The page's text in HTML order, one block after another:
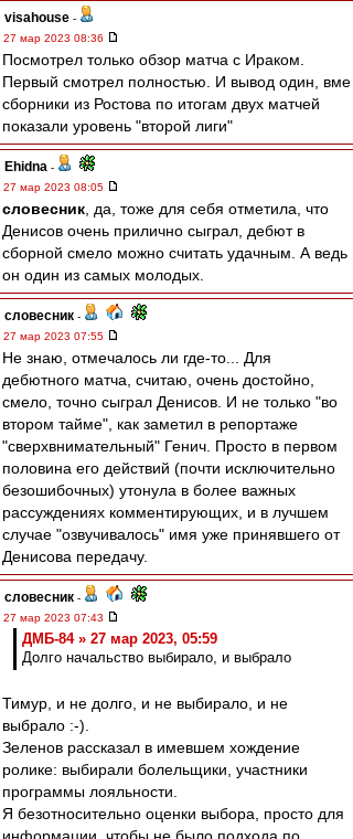
visahouse -
27 мар 2023 08:36
Посмотрел только обзор матча с Ираком.
Первый смотрел полностью. И вывод один, вме
сборники из Ростова по итогам двух матчей
показали уровень "второй лиги"
Ehidna -
27 мар 2023 08:05
словесник , да, тоже для себя отметила, что
Денисов очень прилично сыграл, дебют в
сборной смело можно считать удачным. А ведь
он один из самых молодых.
словесник -
27 мар 2023 07:55
Не знаю, отмечалось ли где-то... Для
дебютного матча, считаю, очень достойно,
смело, точно сыграл Денисов. И не только "во
втором тайме", как заметил в репортаже
"сверхвнимательный" Генич. Просто в первом
половина его действий (почти исключительно
безошибочных) утонула в более важных
рассуждениях комментирующих, и в лучшем
случае "озвучивалось" имя уже принявшего от
Денисова передачу.
словесник -
27 мар 2023 07:43
ДМБ-84 » 27 мар 2023, 05:59
Долго начальство выбирало, и выбрало
Тимур, и не долго, и не выбирало, и не
выбрало :-).
Зеленов рассказал в имевшем хождение
ролике: выбирали болельщики, участники
программы лояльности.
Я безотносительно оценки выбора, просто для